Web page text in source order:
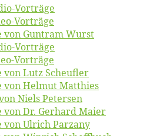
Vor­trä­ge
Vor­trä­ge
von Gun­tram Wurst
Vor­trä­ge
Vor­trä­ge
von Lutz Scheufler
von Hel­mut Matthies
Niels Petersen
von Dr. Ger­hard Maier
von Ul­rich Parzany